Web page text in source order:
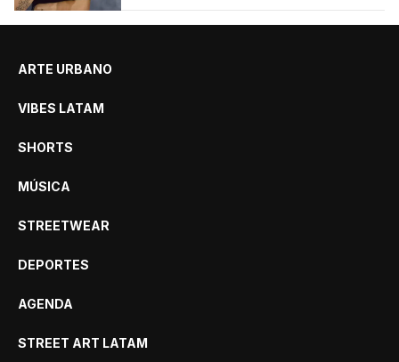
ARTE URBANO
VIBES LATAM
SHORTS
MÚSICA
STREETWEAR
DEPORTES
AGENDA
STREET ART LATAM